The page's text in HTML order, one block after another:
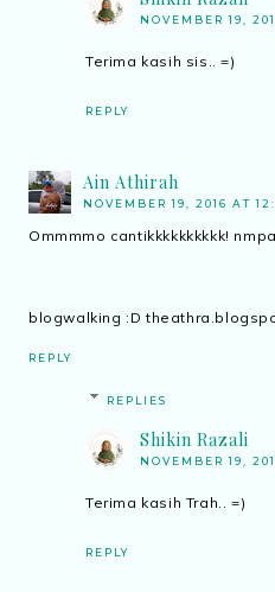
NOVEMBER 19,
Terima kasih sis.. =)
REPLY
Ain Athirah
NOVEMBER 19, 2016 AT
Ommmmo cantikkkkkkkkkk!
blogwalking :D
REPLY
REPLIES
Shikin Razali
NOVEMBER 19,
Terima kasih Trah.. =)
REPLY